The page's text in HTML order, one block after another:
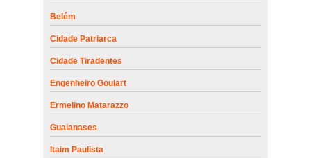
Belém
Cidade Patriarca
Cidade Tiradentes
Engenheiro Goulart
Ermelino Matarazzo
Guaianases
Itaim Paulista